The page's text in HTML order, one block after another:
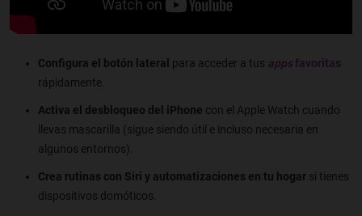
Configura el botón lateral para acceder a tus appsfavoritas
rápidamente.
Activa el desbloqueo del iPhone con el Apple Watch cuando
llevas mascarilla (sigue siendo útil e incluso necesaria en
algunos entornos).
Crea rutinas con Siri y automatizaciones en tu hogar si tienes
dispositivos domóticos.